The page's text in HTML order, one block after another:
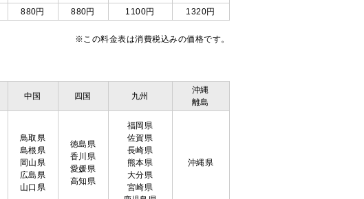
880円 880円 1100円 1320円
※この料金表は消費税込みの価格です。
中国 四国 九州
沖縄
離島
鳥取県
島根県
岡山県
広島県
山口県
徳島県
香川県
愛媛県
高知県
福岡県
佐賀県
長崎県
熊本県
大分県
宮崎県
沖縄県